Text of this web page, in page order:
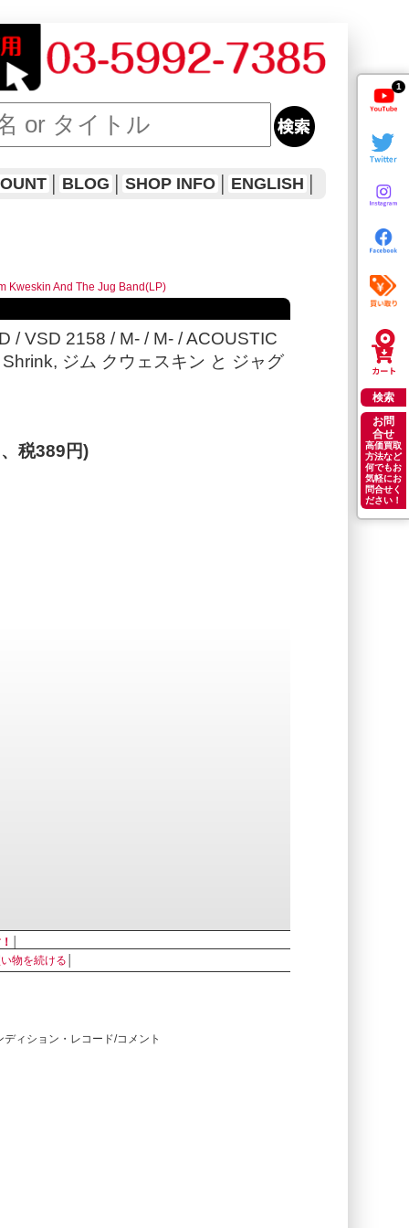
1
検索
お問
合せ
高価買取
方法など
何でもお
気軽にお
問合せく
ださい！
BLOG SHOP INFO ENGLISH
Kweskin And The Jug Band(LP)
/ VSD 2158 / M- / M- / ACOUSTIC
ジム クウェスキン と ジャグ
税389円)
物を続ける
ィション・レコード/コメント